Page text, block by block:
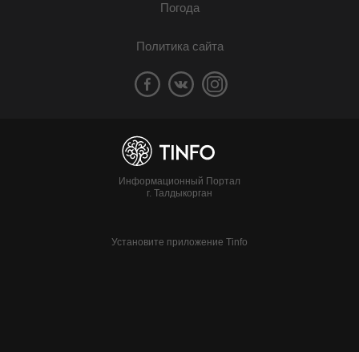
Погода
Политика сайта
Информационный Портал
г. Талдыкорган
Установите приложение Tinfo